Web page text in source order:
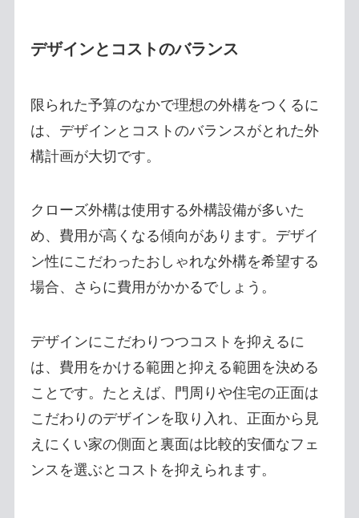
デザインとコストのバランス
限られた予算のなかで理想の外構をつくるに
は、デザインとコストのバランスがとれた外
構計画が大切です。
クローズ外構は使用する外構設備が多いた
め、費用が高くなる傾向があります。デザイ
ン性にこだわったおしゃれな外構を希望する
場合、さらに費用がかかるでしょう。
デザインにこだわりつつコストを抑えるに
は、費用をかける範囲と抑える範囲を決める
ことです。たとえば、門周りや住宅の正面は
こだわりのデザインを取り入れ、正面から見
えにくい家の側面と裏面は比較的安価なフェ
ンスを選ぶとコストを抑えられます。